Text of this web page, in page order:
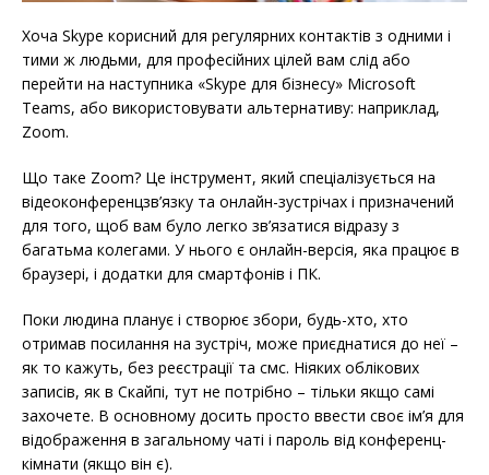
Хоча Skype корисний для регулярних контактів з одними і
тими ж людьми, для професійних цілей вам слід або
перейти на наступника «Skype для бізнесу» Microsoft
Teams, або використовувати альтернативу: наприклад,
Zoom.
Що таке Zoom? Це інструмент, який спеціалізується на
відеоконференцзв’язку та онлайн-зустрічах і призначений
для того, щоб вам було легко зв’язатися відразу з
багатьма колегами. У нього є онлайн-версія, яка працює в
браузері, і додатки для смартфонів і ПК.
Поки людина планує і створює збори, будь-хто, хто
отримав посилання на зустріч, може приєднатися до неї –
як то кажуть, без реєстрації та смс. Ніяких облікових
записів, як в Скайпі, тут не потрібно – тільки якщо самі
захочете. В основному досить просто ввести своє ім’я для
відображення в загальному чаті і пароль від конференц-
кімнати (якщо він є).